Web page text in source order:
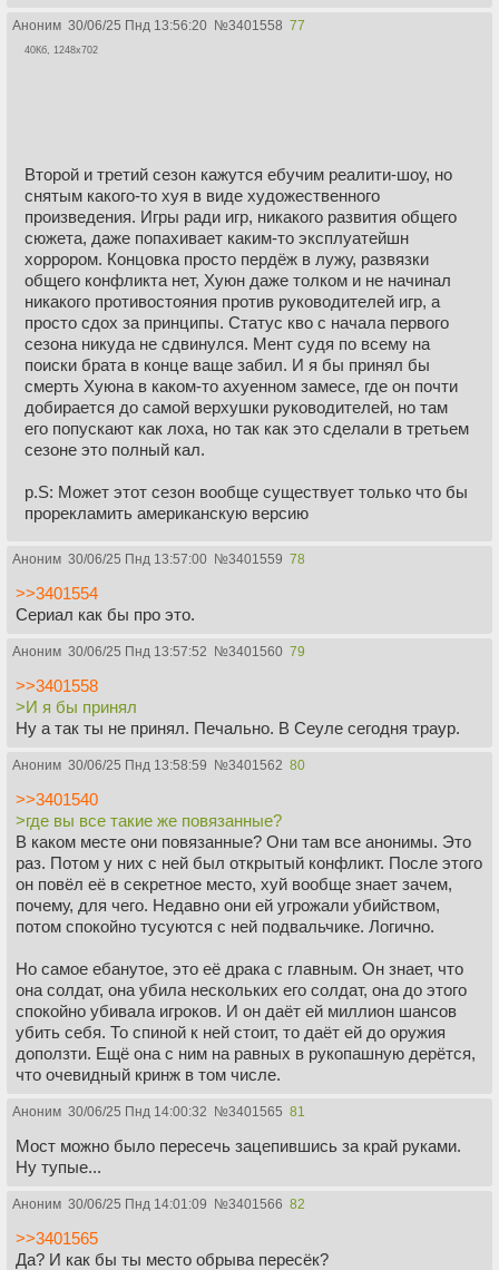
Аноним 30/06/25 Пнд 13:56:20 №3401558 77
40Кб, 1248x702
Второй и третий сезон кажутся ебучим реалити-шоу, но
снятым какого-то хуя в виде художественного
произведения. Игры ради игр, никакого развития общего
сюжета, даже попахивает каким-то эксплуатейшн
хоррором. Концовка просто пердёж в лужу, развязки
общего конфликта нет, Хуюн даже толком и не начинал
никакого противостояния против руководителей игр, а
просто сдох за принципы. Статус кво с начала первого
сезона никуда не сдвинулся. Мент судя по всему на
поиски брата в конце ваще забил. И я бы принял бы
смерть Хуюна в каком-то ахуенном замесе, где он почти
добирается до самой верхушки руководителей, но там
его попускают как лоха, но так как это сделали в третьем
сезоне это полный кал.
p.S: Может этот сезон вообще существует только что бы
прорекламить американскую версию
Аноним 30/06/25 Пнд 13:57:00 №3401559 78
>>3401554
Сериал как бы про это.
Аноним 30/06/25 Пнд 13:57:52 №3401560 79
>>3401558
>И я бы принял
Ну а так ты не принял. Печально. В Сеуле сегодня траур.
Аноним 30/06/25 Пнд 13:58:59 №3401562 80
>>3401540
>где вы все такие же повязанные?
В каком месте они повязанные? Они там все анонимы. Это
раз. Потом у них с ней был открытый конфликт. После этого
он повёл её в секретное место, хуй вообще знает зачем,
почему, для чего. Недавно они ей угрожали убийством,
потом спокойно тусуются с ней подвальчике. Логично.
Но самое ебанутое, это её драка с главным. Он знает, что
она солдат, она убила нескольких его солдат, она до этого
спокойно убивала игроков. И он даёт ей миллион шансов
убить себя. То спиной к ней стоит, то даёт ей до оружия
доползти. Ещё она с ним на равных в рукопашную дерётся,
что очевидный кринж в том числе.
Аноним 30/06/25 Пнд 14:00:32 №3401565 81
Мост можно было пересечь зацепившись за край руками.
Ну тупые...
Аноним 30/06/25 Пнд 14:01:09 №3401566 82
>>3401565
Да? И как бы ты место обрыва пересёк?